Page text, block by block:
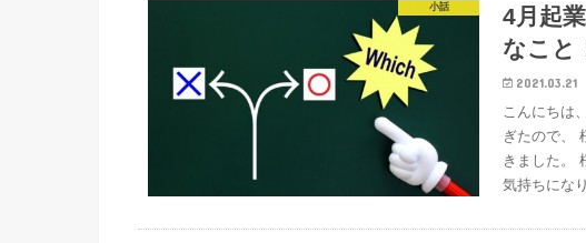
小話
4月起
なこと
2021.03.21
こんにちは
ぎたので、
きました。
気持ちにな